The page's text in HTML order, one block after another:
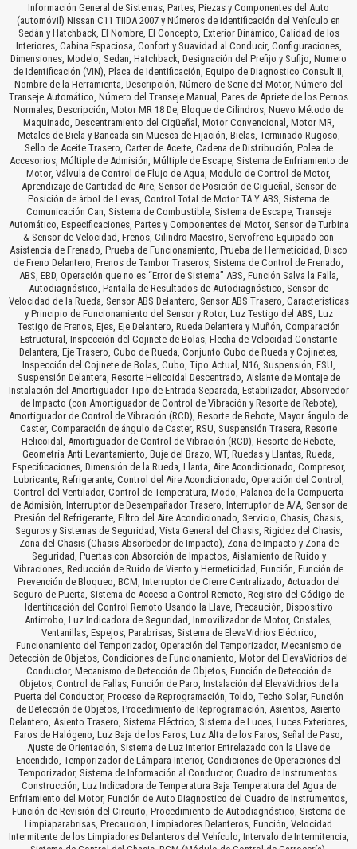
Información General de Sistemas, Partes, Piezas y Componentes del Auto
(automóvil) Nissan C11 TIIDA 2007 y Números de Identificación del Vehículo en
Sedán y Hatchback, El Nombre, El Concepto, Exterior Dinámico, Calidad de los
Interiores, Cabina Espaciosa, Confort y Suavidad al Conducir, Configuraciones,
Dimensiones, Modelo, Sedan, Hatchback, Designación del Prefijo y Sufijo, Numero
de Identificación (VIN), Placa de Identificación, Equipo de Diagnostico Consult II,
Nombre de la Herramienta, Descripción, Número de Serie del Motor, Número del
Transeje Automático, Número del Transeje Manual, Pares de Apriete de los Pernos
Normales, Descripción, Motor MR 18 De, Bloque de Cilindros, Nuevo Método de
Maquinado, Descentramiento del Cigüeñal, Motor Convencional, Motor MR,
Metales de Biela y Bancada sin Muesca de Fijación, Bielas, Terminado Rugoso,
Sello de Aceite Trasero, Carter de Aceite, Cadena de Distribución, Polea de
Accesorios, Múltiple de Admisión, Múltiple de Escape, Sistema de Enfriamiento de
Motor, Válvula de Control de Flujo de Agua, Modulo de Control de Motor,
Aprendizaje de Cantidad de Aire, Sensor de Posición de Cigüeñal, Sensor de
Posición de árbol de Levas, Control Total de Motor TA Y ABS, Sistema de
Comunicación Can, Sistema de Combustible, Sistema de Escape, Transeje
Automático, Especificaciones, Partes y Componentes del Motor, Sensor de Turbina
& Sensor de Velocidad, Frenos, Cilindro Maestro, Servofreno Equipado con
Asistencia de Frenado, Prueba de Funcionamiento, Prueba de Hermeticidad, Disco
de Freno Delantero, Frenos de Tambor Traseros, Sistema de Control de Frenado,
ABS, EBD, Operación que no es “Error de Sistema” ABS, Función Salva la Falla,
Autodiagnóstico, Pantalla de Resultados de Autodiagnóstico, Sensor de
Velocidad de la Rueda, Sensor ABS Delantero, Sensor ABS Trasero, Características
y Principio de Funcionamiento del Sensor y Rotor, Luz Testigo del ABS, Luz
Testigo de Frenos, Ejes, Eje Delantero, Rueda Delantera y Muñón, Comparación
Estructural, Inspección del Cojinete de Bolas, Flecha de Velocidad Constante
Delantera, Eje Trasero, Cubo de Rueda, Conjunto Cubo de Rueda y Cojinetes,
Inspección del Cojinete de Bolas, Cubo, Tipo Actual, N16, Suspensión, FSU,
Suspensión Delantera, Resorte Helicoidal Descentrado, Aislante de Montaje de
Instalación del Amortiguador Tipo de Entrada Separada, Estabilizador, Absorvedor
de Impacto (con Amortiguador de Control de Vibración y Resorte de Rebote),
Amortiguador de Control de Vibración (RCD), Resorte de Rebote, Mayor ángulo de
Caster, Comparación de ángulo de Caster, RSU, Suspensión Trasera, Resorte
Helicoidal, Amortiguador de Control de Vibración (RCD), Resorte de Rebote,
Geometría Anti Levantamiento, Buje del Brazo, WT, Ruedas y Llantas, Rueda,
Especificaciones, Dimensión de la Rueda, Llanta, Aire Acondicionado, Compresor,
Lubricante, Refrigerante, Control del Aire Acondicionado, Operación del Control,
Control del Ventilador, Control de Temperatura, Modo, Palanca de la Compuerta
de Admisión, Interruptor de Desempañador Trasero, Interruptor de A/A, Sensor de
Presión del Refrigerante, Filtro del Aire Acondicionado, Servicio, Chasis, Chasis,
Seguros y Sistemas de Seguridad, Vista General del Chasis, Rigidez del Chasis,
Zona del Chasis (Chasis Absorbedor de Impacto), Zona de Impacto y Zona de
Seguridad, Puertas con Absorción de Impactos, Aislamiento de Ruido y
Vibraciones, Reducción de Ruido de Viento y Hermeticidad, Función, Función de
Prevención de Bloqueo, BCM, Interruptor de Cierre Centralizado, Actuador del
Seguro de Puerta, Sistema de Acceso a Control Remoto, Registro del Código de
Identificación del Control Remoto Usando la Llave, Precaución, Dispositivo
Antirrobo, Luz Indicadora de Seguridad, Inmovilizador de Motor, Cristales,
Ventanillas, Espejos, Parabrisas, Sistema de ElevaVidrios Eléctrico,
Funcionamiento del Temporizador, Operación del Temporizador, Mecanismo de
Detección de Objetos, Condiciones de Funcionamiento, Motor del ElevaVidrios del
Conductor, Mecanismo de Detección de Objetos, Función de Detección de
Objetos, Control de Fallas, Función de Paro, Instalación del ElevaVidrios de la
Puerta del Conductor, Proceso de Reprogramación, Toldo, Techo Solar, Función
de Detección de Objetos, Procedimiento de Reprogramación, Asientos, Asiento
Delantero, Asiento Trasero, Sistema Eléctrico, Sistema de Luces, Luces Exteriores,
Faros de Halógeno, Luz Baja de los Faros, Luz Alta de los Faros, Señal de Paso,
Ajuste de Orientación, Sistema de Luz Interior Entrelazado con la Llave de
Encendido, Temporizador de Lámpara Interior, Condiciones de Operaciones del
Temporizador, Sistema de Información al Conductor, Cuadro de Instrumentos.
Construcción, Luz Indicadora de Temperatura Baja Temperatura del Agua de
Enfriamiento del Motor, Función de Auto Diagnostico del Cuadro de Instrumentos,
Función de Revisión del Circuito, Procedimiento de Autodiagnóstico, Sistema de
Limpiaparabrisas, Precaución, Limpiadores Delanteros, Función, Velocidad
Intermitente de los Limpiadores Delanteros del Vehículo, Intervalo de Intermitencia,